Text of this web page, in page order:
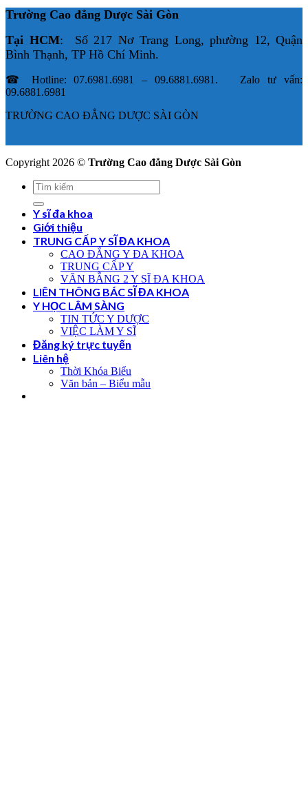
Trường Cao đẳng Dược Sài Gòn
Tại HCM: Số 217 Nơ Trang Long, phường 12, Quận
Bình Thạnh, TP Hồ Chí Minh.
☎ Hotline: 07.6981.6981 – 09.6881.6981. Zalo tư vấn:
09.6881.6981
TRƯỜNG CAO ĐẲNG DƯỢC SÀI GÒN
Copyright 2026 © Trường Cao đẳng Dược Sài Gòn
Y sĩ đa khoa
Giới thiệu
TRUNG CẤP Y SĨ ĐA KHOA
CAO ĐẲNG Y ĐA KHOA
TRUNG CẤP Y
VĂN BẰNG 2 Y SĨ ĐA KHOA
LIÊN THÔNG BÁC SĨ ĐA KHOA
Y HỌC LÂM SÀNG
TIN TỨC Y DƯỢC
VIỆC LÀM Y SĨ
Đăng ký trực tuyến
Liên hệ
Thời Khóa Biểu
Văn bản – Biểu mẫu